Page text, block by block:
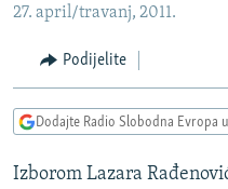
na
navigaciju
Pređite
na
KOSOVO
CRNA GORA
VIDEO
FOTOGALERIJE
PODCASTI
RAT U UKRAJINI
27. april/travanj, 2011.
Podijelite
Dodajte Radio Slobodna Evropa
Izborom Lazara